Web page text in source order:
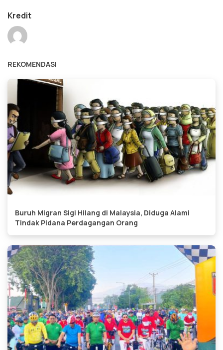
Kredit
REKOMENDASI
Buruh Migran Sigi Hilang di Malaysia, Diduga Alami
Tindak Pidana Perdagangan Orang